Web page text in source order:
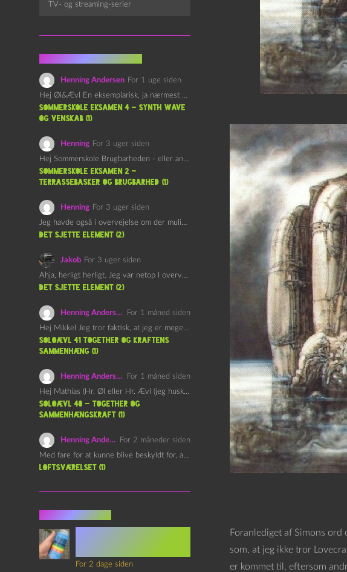
Foranlediget af Simons ord
som, at jeg ikke tror
er kommet til, eftersom
TV- og streaming-serier
Henning Andersen For 1 uge siden
Hej Øl&Ævl En eksemplarisk, ja nærmest yndefuld, afslutning på SOMMERSKOLEN.…
Sommerskole Eksamen 4 – Synth Wave
og Venskab (1)
Henning For 3 uger siden
Hej Sommerskole Brugbarheden - eller anvendeligheden - af "Øl&Ævl" er…
Sommerskole Eksamen 2 –
Terrassebasker og Brugbarhed (1)
Henning For 3 uger siden
Jeg havde også i overvejelse om der muligvis kunne være…
det sjette element (2)
Jakob For 3 uger siden
Ahja, herligt herligt. Jeg var netop I overvejelser om at…
det sjette element (2)
Henning Andersen
For 1 måned siden
Hej Mikkel Jeg tror faktisk, at jeg er meget enig…
Soloævl 41 Together og Kraftens
Sammenhæng (1)
Henning Andersen
For 1 måned siden
Hej Mathias (Hr. Øl eller Hr. Ævl (jeg husker ikke…
Soloævl 40 – Together og
sammenhængskraft (1)
Henning Andersen
For 2 måneder siden
Med fare for at kunne blive beskyldt for, at være…
Loftsværelset (1)
For 2 dage siden